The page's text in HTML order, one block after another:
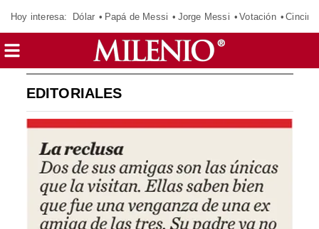
Hoy interesa: Dólar Papá de Messi Jorge Messi Votación
EDITORIALES